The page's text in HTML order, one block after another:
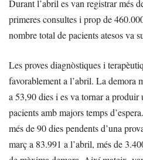
Durant l’abril es van registrar més
primeres consultes i prop de
nombre total de pacients atesos va
Les proves diagnòstiques i
favorablement a l’abril. La demora
a 53,90 dies i es va tornar a
pacients amb majors temps
més de 90 dies pendents d’una
març a 83.991 a l’abril, més de